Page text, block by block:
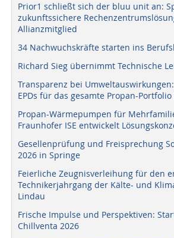
Prior1 schließt sich der bluu unit an:
zukunftssichere
Allianzmitglied
34 Nachwuchskräfte starten ins
Richard Sieg übernimmt Technische
Transparenz bei
EPDs für das gesamte Propan-
Propan-Wärmepumpen für
Fraunhofer ISE entwickelt
Gesellenprüfung und Freisprechung
2026 in Springe
Feierliche Zeugnisverleihung für den
Technikerjahrgang der Kälte- und
Lindau
Frische Impulse und Perspektiven:
Chillventa 2026